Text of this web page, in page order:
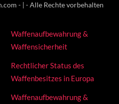
- | - Alle Rechte vorbehalten
Waffenaufbewahrung &
Waffensicherheit
Rechtlicher Status des
Waffenbesitzes in Europa
Waffenaufbewahrung &